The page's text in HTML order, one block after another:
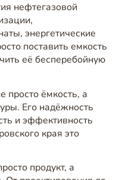
нефтегазовой
энергетические
поставить емкость
её бесперебойную
ёмкость, а
Его надёжность
и эффективность
края это
продукт, а